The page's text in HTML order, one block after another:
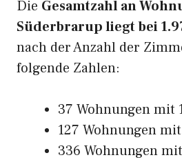
Die Gesamtzahl an
Süderbrarup liegt bei
nach der Anzahl der
folgende Zahlen:
37 Wohnungen mit
127 Wohnungen
336 Wohnungen